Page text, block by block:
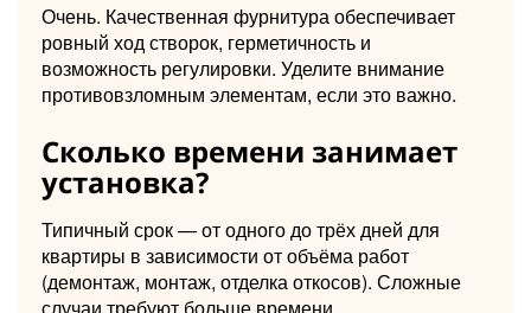
Очень. Качественная фурнитура обеспечивает
ровный ход створок, герметичность и
возможность регулировки. Уделите внимание
противовзломным элементам, если это важно.
Сколько времени занимает
установка?
Типичный срок — от одного до трёх дней для
квартиры в зависимости от объёма работ
(демонтаж, монтаж, отделка откосов). Сложные